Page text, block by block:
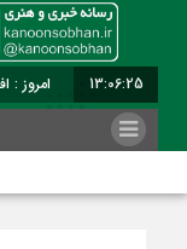
13:06:25 امروز :